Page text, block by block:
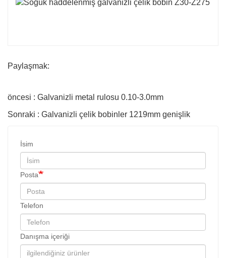
Paylaşmak:
öncesi : Galvanizli metal rulosu 0.10-3.0mm
Sonraki : Galvanizli çelik bobinler 1219mm genişlik
İsim
Posta
Telefon
Danışma içeriği